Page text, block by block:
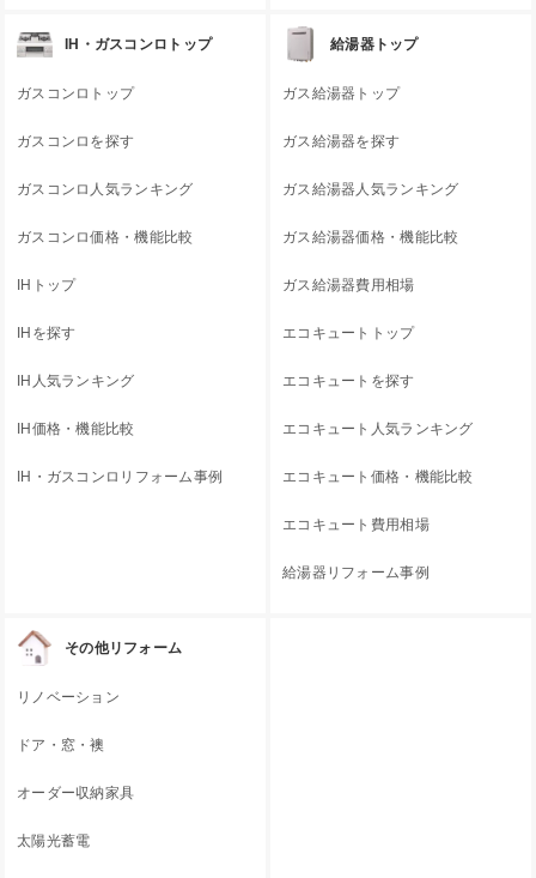
IH・ガスコンロトップ
ガスコンロトップ
ガスコンロを探す
ガスコンロ人気ランキング
ガスコンロ価格・機能比較
IHトップ
IHを探す
IH人気ランキング
IH価格・機能比較
IH・ガスコンロリフォーム事例
給湯器トップ
ガス給湯器トップ
ガス給湯器を探す
ガス給湯器人気ランキング
ガス給湯器価格・機能比較
ガス給湯器費用相場
エコキュートトップ
エコキュートを探す
エコキュート人気ランキング
エコキュート価格・機能比較
エコキュート費用相場
給湯器リフォーム事例
その他リフォーム
リノベーション
ドア・窓・襖
オーダー収納家具
太陽光蓄電